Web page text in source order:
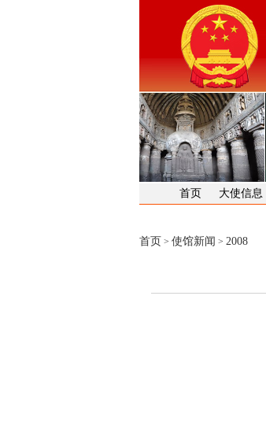
首页 大使信息
首页 > 使馆新闻 > 2008